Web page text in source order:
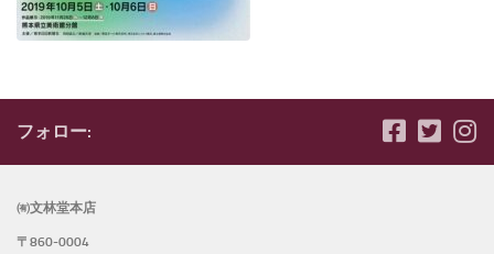
フォロー:
㈲文林堂本店
〒860-0004